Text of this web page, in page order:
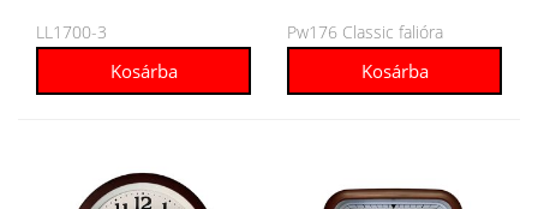
LL1700-3
Pw176 Classic falióra